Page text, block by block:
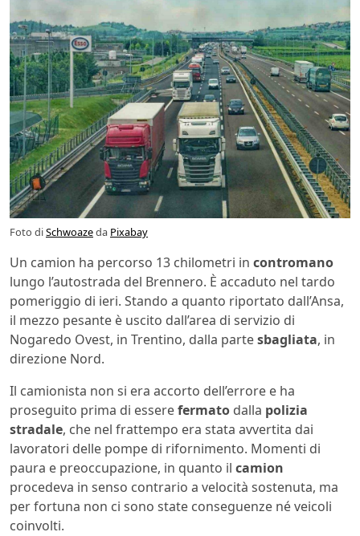
Foto diSchwoazeda Pixabay
Un camion ha percorso 13 chilometri in contromano
lungo l’autostrada del Brennero. È accaduto nel tardo
pomeriggio di ieri. Stando a quanto riportato dall’Ansa,
il mezzo pesante è uscito dall’area di servizio di
Nogaredo Ovest, in Trentino, dalla partesbagliata, in
direzione Nord.
Il camionista non si era accorto dell’errore e ha
proseguito prima di esserefermato dalla polizia
stradale, che nel frattempo era stata avvertita dai
lavoratori delle pompe di rifornimento. Momenti di
paura e preoccupazione, in quanto il camion
procedeva in senso contrario a velocità sostenuta, ma
per fortuna non ci sono state conseguenze né veicoli
coinvolti.